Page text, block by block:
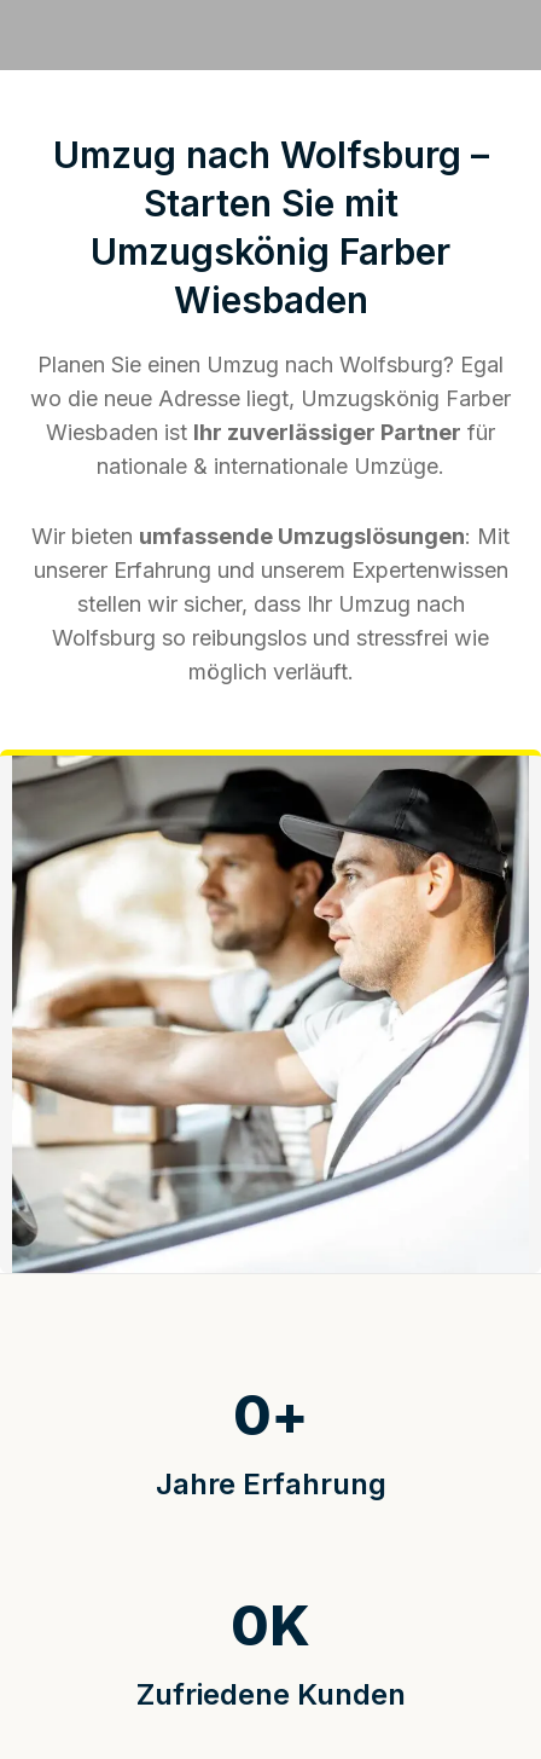
Umzug nach Wolfsburg –
Starten Sie mit
Umzugskönig Farber
Wiesbaden
Planen Sie einen Umzug nach Wolfsburg? Egal
wo die neue Adresse liegt, Umzugskönig Farber
Wiesbaden ist Ihr zuverlässiger Partner für
nationale & internationale Umzüge.
Wir bieten umfassende Umzugslösungen: Mit
unserer Erfahrung und unserem Expertenwissen
stellen wir sicher, dass Ihr Umzug nach
Wolfsburg so reibungslos und stressfrei wie
möglich verläuft.
Jahre Erfahrung
0+
Zufriedene Kunden
0K